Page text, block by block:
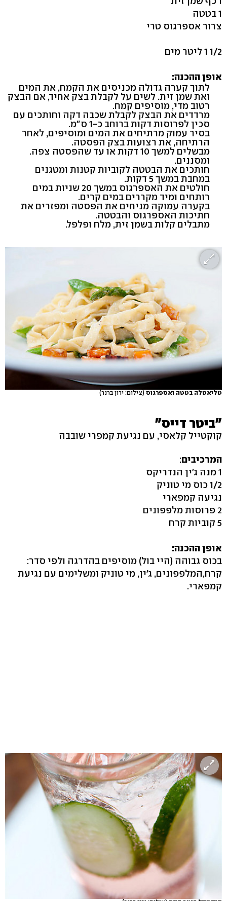
1 בטטה
צרור אספרגוס טרי
1/2 1 ליטר מים
אופן ההכנה:
לתוך קערה גדולה מכניסים את הקמח, את המים
ואת שמן זית. לשים על לקבלת בצק אחיד, אם הבצק
רטוב מדי, מוסיפים קמח.
מרדדים את הבצק לקבלת שכבה דקה וחותכים עם
סכין לפרוסות דקות ברוחב כ-1 ס"מ.
בסיר עמוק מרתיחים את המים ומוסיפים, לאחר
הרתיחה, את רצועות בצק הפסטה.
מבשלים למשך 10 דקות או עד שהפסטה צפה.
ומסננים.
חותכים את הבטטה לקוביות קטנות ומטגנים
במחבת במשך 5 דקות.
חולטים את האספרגוס במשך 20 שניות במים
רותחים ומיד מקררים במים קרים.
בקערה עמוקה מניחים את הפסטה ומפזרים את
חתיכות האספרגוס והבטטה.
מתבלים קלות בשמן זית, מלח ופלפל.
טליאטלה בטטה ואספרגוס (צילום: ירון ברנר)
"ביטר דייס"
קוקטייל קלאסי, עם נגיעת קמפרי שובבה
המרכיבים:
1 מנה ג'ין הנדריקס
1/2 כוס מי טוניק
נגיעה קמפארי
2 פרוסות מלפפונים
5 קוביות קרח
אופן ההכנה:
בכוס גבוהה (היי בול) מוסיפים בהדרגה ולפי סדר:
קרח,המלפפונים, ג'ין, מי טוניק ומשלימים עם נגיעת
קמפארי.